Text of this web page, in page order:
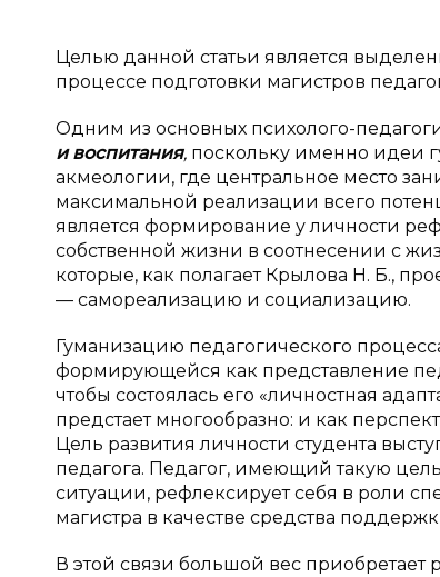
Целью данной статьи является
процессе подготовки магистров
Одним из основных психолого-
и воспитания, поскольку именно идеи
акмеологии, где центральное место
максимальной реализации всего
является формирование у личности
собственной жизни в соотнесении с
которые, как полагает Крылова Н. Б.,
— самореализацию и социализацию.
Гуманизацию педагогического
формирующейся как представление
чтобы состоялась его «личностная
предстает многообразно: и как
Цель развития личности студента
педагога. Педагог, имеющий такую
ситуации, рефлексирует себя в роли
магистра в качестве средства
В этой связи большой вес